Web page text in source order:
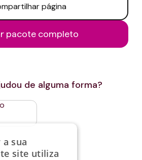
página
pacote completo
de alguma forma?
sua
site utiliza